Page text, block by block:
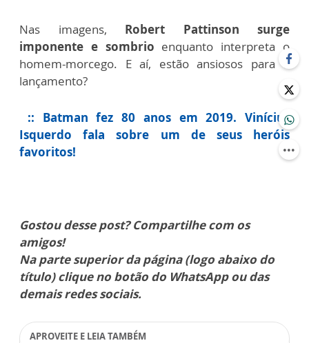
Nas imagens, Robert Pattinson surge
imponente e sombrio enquanto interpreta o
homem-morcego. E aí, estão ansiosos para o
lançamento?
:: Batman fez 80 anos em 2019. Vinícius
Isquerdo fala sobre um de seus heróis
favoritos!
Gostou desse post? Compartilhe com os
amigos!
Na parte superior da página (logo abaixo do
título) clique no botão do WhatsApp ou das
demais redes sociais.
APROVEITE E LEIA TAMBÉM